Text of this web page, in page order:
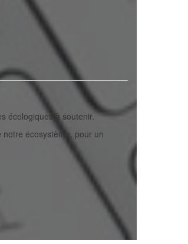
écologiques à soutenir.
écosystème, pour un